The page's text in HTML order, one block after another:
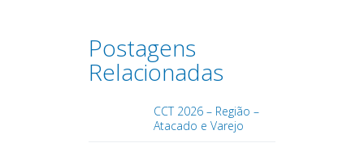
Postagens
Relacionadas
CCT 2026 – Região –
Atacado e Varejo